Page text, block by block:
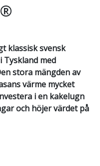
klassisk svensk
Tyskland med
stora mängden av
värme mycket
i en kakelugn
och höjer värdet på